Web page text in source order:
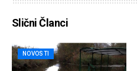
Slični Članci
NOVOSTI